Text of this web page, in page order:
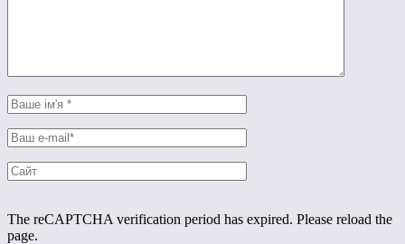
The reCAPTCHA verification period has expired. Please reload the
page.